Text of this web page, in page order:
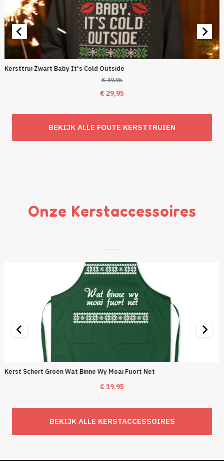
Kersttrui Zwart Baby It's Cold Outside
€49,95
Oorspronkelijke
was:
€29,95
is:
BEKIJK ALLE FOUTE KERSTTRUIEN
Onze Kerstaccessoires
Kerst Schort Groen Wat Binne Wy Moai Fuort Net
€19,95
BEKIJK ALLE KERSTACCESSOIRES